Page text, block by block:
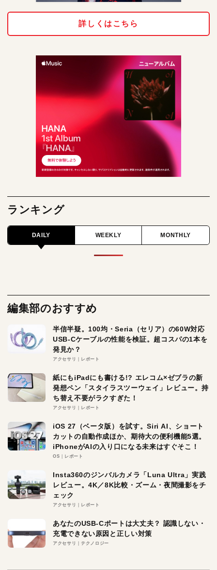
詳しくはこちら
ランキング
DAILY WEEKLY MONTHLY
編集部のおすすめ
半信半疑。100均・Seria（セリア）の60W対応
USB-Cケーブルの性能を検証。超コスパの1本を
発見か？
アクセサリ レポート
紙にもiPadにも書ける!? エレコム×ゼブラの新
発想ペン「スタイラスツーウェイ」レビュー。持
ち替え不要がラクすぎた！
アクセサリ レポート
iOS 27（ベータ版）を試す。Siri AI、ショート
カットの自動作成ほか、期待大の便利機能5選。
iPhoneがAIの入り口になる未来はすぐそこ！
OS レポート
Insta360のジンバルカメラ「Luna Ultra」実践
レビュー。4K／8K比較・ズーム・夜間撮影をチ
ェック
アクセサリ レポート
あなたのUSB-Cポートは大丈夫？ 認識しない・
充電できない原因と正しい対策
アクセサリ テクノロジー